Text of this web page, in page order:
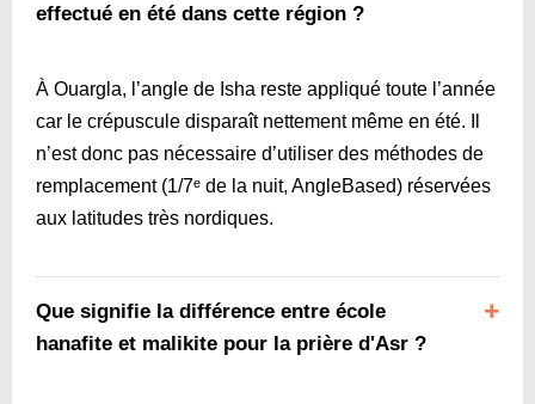
effectué en été dans cette région ?
À Ouargla, l’angle de Isha reste appliqué toute l’année
car le crépuscule disparaît nettement même en été. Il
n’est donc pas nécessaire d’utiliser des méthodes de
remplacement (1/7ᵉ de la nuit, AngleBased) réservées
aux latitudes très nordiques.
Que signifie la différence entre école
hanafite et malikite pour la prière d'Asr ?